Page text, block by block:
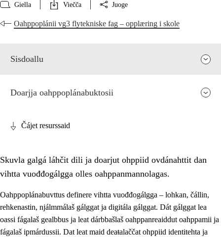
Giella Viečča Juoge
Oahppoplánii vg3 flytekniske fag – opplæring i skole
Sisdoallu
2. Oahppama prinsihpat, ovdáneapmi ja oahppahábmen
Doarjja oahppoplánabuktosii
Čájet resurssaid
Skuvla galgá láhčit dili ja doarjut ohppiid ovdánahttit dan
vihtta vuođđogálgga olles oahppanmannolagas.
Oahppoplánabuvttus definere vihtta vuođđogálgga – lohkan, čállin,
rehkenastin, njálmmálaš gálggat ja digitála gálggat. Dát gálggat lea
oassi fágalaš gealbbus ja leat dárbbašlaš oahppanreaiddut oahppamii ja
fágalaš ipmárdussii. Dat leat maid deaŧalaččat ohppiid identitehta ja